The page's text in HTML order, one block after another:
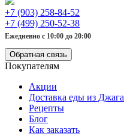
+7 (903) 258-84-52
+7 (499) 250-52-38
Ежедневно с 10:00 до 20:00
Обратная связь
Покупателям
Акции
Доставка еды из
Рецепты
Блог
Как заказать